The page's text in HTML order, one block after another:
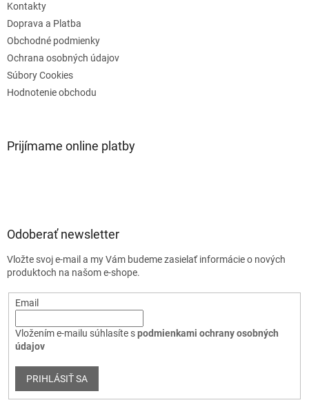
Kontakty
Doprava a Platba
Obchodné podmienky
Ochrana osobných údajov
Súbory Cookies
Hodnotenie obchodu
Prijímame online platby
Odoberať newsletter
Vložte svoj e-mail a my Vám budeme zasielať informácie o nových
produktoch na našom e-shope.
Email
Vložením e-mailu súhlasíte spodmienkami ochrany osobných
údajov
PRIHLÁSIŤ SA